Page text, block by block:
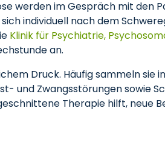
werden im Gespräch mit den
individuell nach dem
Klinik für Psychiatrie,
an.
Druck. Häufig sammeln sie
und Zwangsstörungen sowie
Therapie hilft, neue